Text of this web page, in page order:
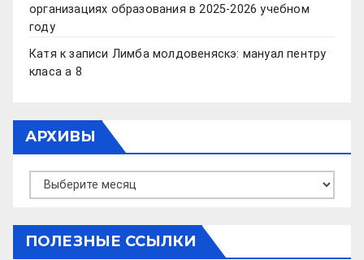
организациях образования в 2025-2026 учебном
году
Катя к записи Лимба молдовеняскэ: мануал пентру
класа а 8
АРХИВЫ
Архивы
ПОЛЕЗНЫЕ ССЫЛКИ